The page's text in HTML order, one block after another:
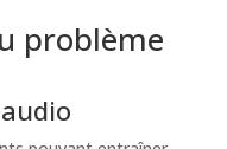
problème